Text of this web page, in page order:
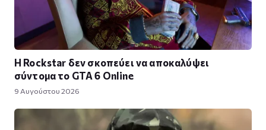
Η Rockstar δεν σκοπεύει να αποκαλύψει
σύντομα το GTA 6 Online
9 Αυγούστου 2026